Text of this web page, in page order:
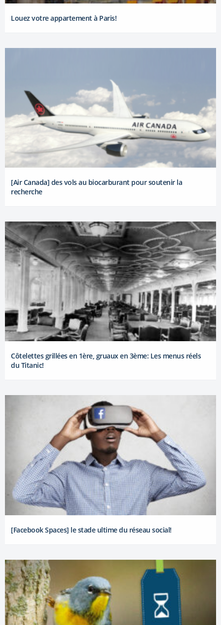
Louez votre appartement à Paris!
[Air Canada] des vols au biocarburant pour soutenir la
recherche
Côtelettes grillées en 1ère, gruaux en 3ème: Les menus réels
du Titanic!
[Facebook Spaces] le stade ultime du réseau social!